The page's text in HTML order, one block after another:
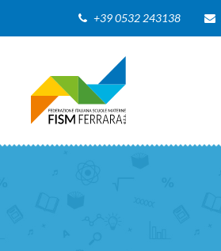
+39 0532 243138